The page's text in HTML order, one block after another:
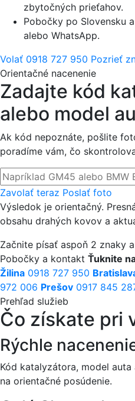
zbytočných prieťahov.
Pobočky po Slovensku
alebo WhatsApp.
Volať 0918 727 950 Pozrieť
Orientačné nacenenie
Zadajte kód
alebo model
Ak kód nepoznáte, pošlite
poradíme vám, čo
Kód katalyzátora alebo
Zavolať teraz Poslať foto
Výsledok je orientačný.
obsahu drahých kovov a
Začnite písať aspoň 2 znaky
Pobočky a kontakt Ťuknite
Žilina 0918 727 950
972 006 Prešov 0917 845
Prehľad služieb
Čo získate pri
Rýchle
Kód katalyzátora, model
na orientačné posúdenie.